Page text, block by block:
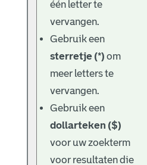
één letter te
vervangen.
Gebruik een
sterretje (*) om
meer letters te
vervangen.
Gebruik een
dollarteken ($)
voor uw zoekterm
voor resultaten die